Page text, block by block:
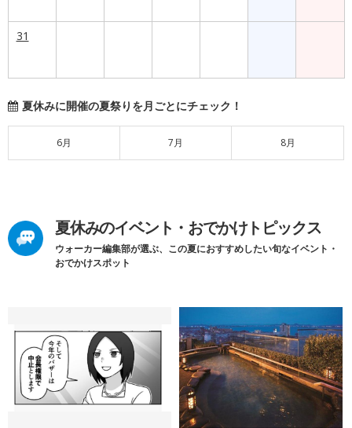
31
夏休みに開催の夏祭りを月ごとにチェック！
6月 7月 8月
夏休みのイベント・おでかけトピックス
ウォーカー編集部が選ぶ、この夏におすすめしたい旬なイベント・
おでかけスポット